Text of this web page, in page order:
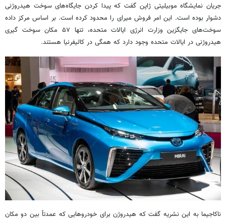
جریان نمایشگاه موبیلیتی ژاپن گفت که پیدا کردن جایگاه‌های سوخت هیدروژنی
دشوار بوده است. این امر فروش میرای را محدود کرده است. بر اساس مرکز داده
سوخت‌های جایگزین وزارت انرژی ایالات متحده، تنها ۵۷ مکان سوخت گیری
هیدروژنی در ایالات متحده وجود دارد که همگی در کالیفرنیا هستند.
ناکاجیما به این نشریه گفت که هیدروژن برای خودروهایی که عمدتاً بین دو مکان